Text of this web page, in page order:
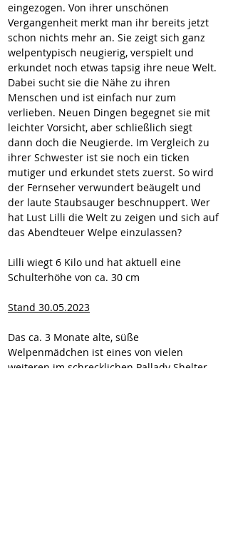
eingezogen. Von ihrer unschönen
Vergangenheit merkt man ihr bereits jetzt
schon nichts mehr an. Sie zeigt sich ganz
welpentypisch neugierig, verspielt und
erkundet noch etwas tapsig ihre neue Welt.
Dabei sucht sie die Nähe zu ihren
Menschen und ist einfach nur zum
verlieben. Neuen Dingen begegnet sie mit
leichter Vorsicht, aber schließlich siegt
dann doch die Neugierde. Im Vergleich zu
ihrer Schwester ist sie noch ein ticken
mutiger und erkundet stets zuerst. So wird
der Fernseher verwundert beäugelt und
der laute Staubsauger beschnuppert. Wer
hat Lust Lilli die Welt zu zeigen und sich auf
das Abendteuer Welpe einzulassen?
Lilli wiegt 6 Kilo und hat aktuell eine
Schulterhöhe von ca. 30 cm
Stand 30.05.2023
Das ca. 3 Monate alte, süße
Welpenmädchen ist eines von vielen
weiteren im schrecklichen Pallady Shelter.